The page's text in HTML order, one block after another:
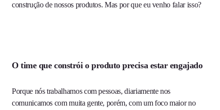
construção de nossos produtos. Mas por que eu venho falar isso?
O time que constrói o produto precisa estar engajado
Porque nós trabalhamos com pessoas, diariamente nos
comunicamos com muita gente, porém, com um foco maior no